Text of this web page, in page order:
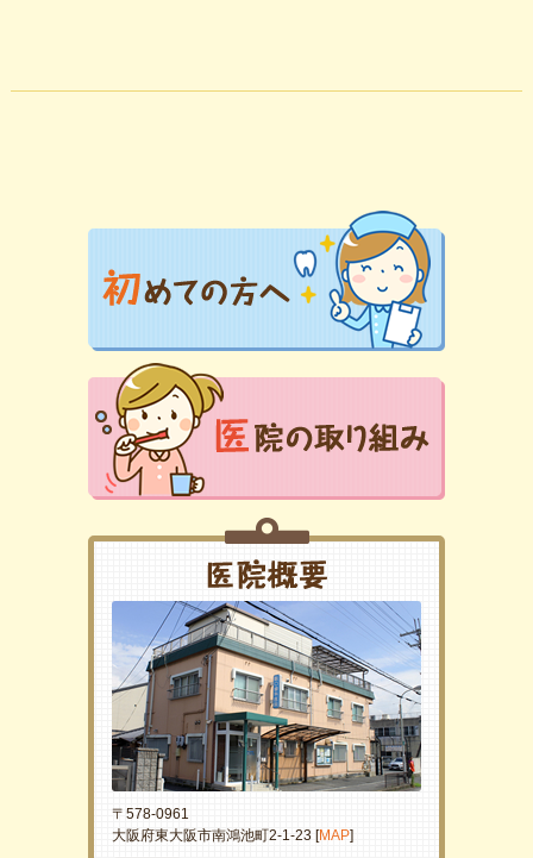
〒578-0961
大阪府東大阪市南鴻池町2-1-23 [MAP]